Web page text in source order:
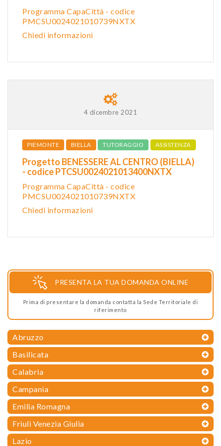
Programma CapaCittà - codice
PMCSU0024021010739NXTX
Chiedi informazioni
4 dicembre 2021
PIEMONTE BIELLA TUTORAGGIO ASSISTENZA
Progetto BENESSERE AL CENTRO (BIELLA)
- codice PTCSU0024021013400NXTX
Programma CapaCittà - codice
PMCSU0024021010739NXTX
Chiedi informazioni
PRESENTA LA TUA DOMANDA ONLINE
Prima di presentare la domanda contatta la Sede Territoriale di
riferimento
Abruzzo
Basilicata
Calabria
Campania
Emilia Romagna
Friuli Venezia Giulia
Lazio